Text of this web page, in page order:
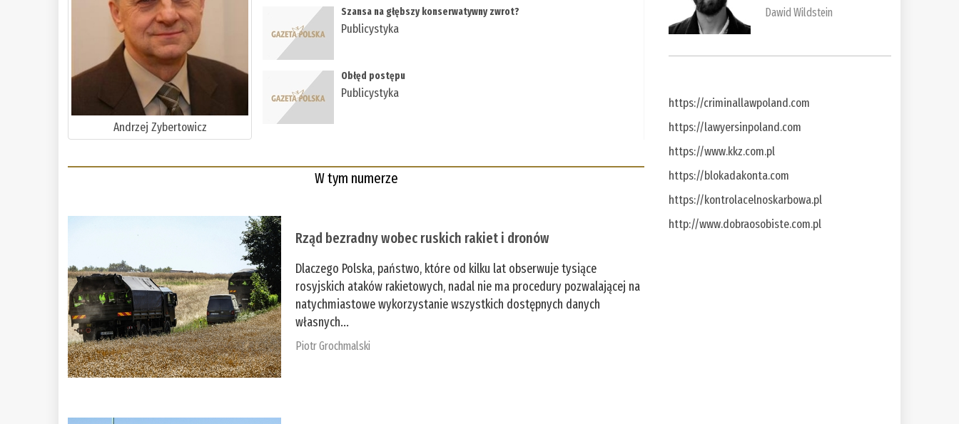
Andrzej Zybertowicz
Szansa na głębszy konserwatywny zwrot?
Publicystyka
Obłęd postępu
Publicystyka
W tym numerze
Rząd bezradny wobec ruskich rakiet i dronów
Dlaczego Polska, państwo, które od kilku lat obserwuje tysiące
rosyjskich ataków rakietowych, nadal nie ma procedury pozwalającej na
natychmiastowe wykorzystanie wszystkich dostępnych danych
własnych...
Piotr Grochmalski
Dawid Wildstein
https://criminallawpoland.com
https://lawyersinpoland.com
https://www.kkz.com.pl
https://blokadakonta.com
https://kontrolacelnoskarbowa.pl
http://www.dobraosobiste.com.pl